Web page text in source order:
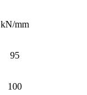
kN/mm
95
100